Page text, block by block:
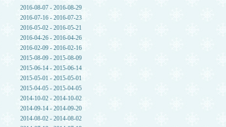
2016-08-07 - 2016-08-29
2016-07-16 - 2016-07-23
2016-05-02 - 2016-05-21
2016-04-26 - 2016-04-26
2016-02-09 - 2016-02-16
2015-08-09 - 2015-08-09
2015-06-14 - 2015-06-14
2015-05-01 - 2015-05-01
2015-04-05 - 2015-04-05
2014-10-02 - 2014-10-02
2014-09-14 - 2014-09-20
2014-08-02 - 2014-08-02